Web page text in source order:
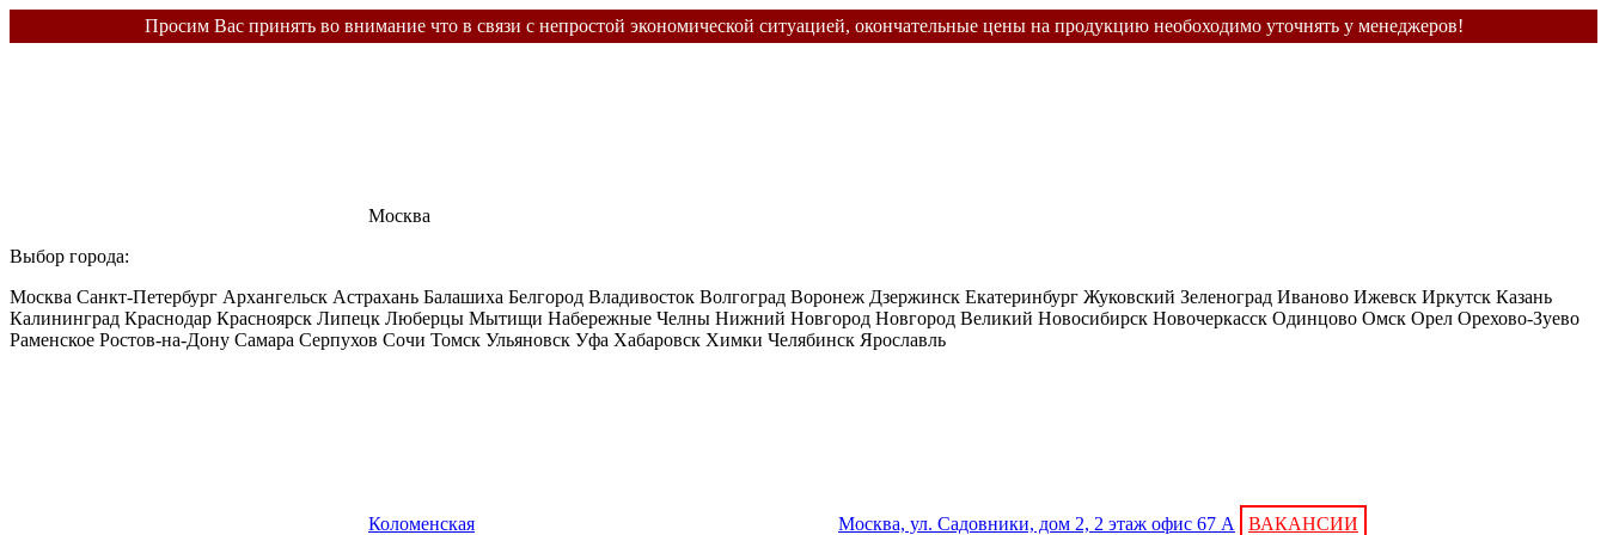
Просим Вас принять во внимание что в связи с непростой экономической ситуацией, окончательные цены на продукцию необоходимо уточнять у менеджеров!
Москва
Выбор города:
Москва Санкт-Петербург Архангельск Астрахань Балашиха Белгород Владивосток Волгоград Воронеж Дзержинск Екатеринбург Жуковский Зеленоград Иваново Ижевск Иркутск Казань
Калининград Краснодар Красноярск Липецк Люберцы Мытищи Набережные Челны Нижний Новгород Новгород Великий Новосибирск Новочеркасск Одинцово Омск Орел Орехово-Зуево
Раменское Ростов-на-Дону Самара Серпухов Сочи Томск Ульяновск Уфа Хабаровск Химки Челябинск Ярославль
Коломенская Москва, ул. Садовники, дом 2, 2 этаж офис 67 А
ВАКАНСИИ